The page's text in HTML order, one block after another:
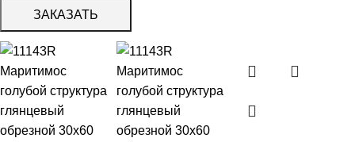
ЗАКАЗАТЬ